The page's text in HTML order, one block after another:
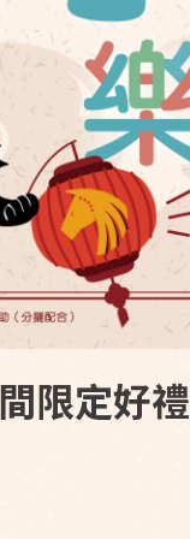
限定好